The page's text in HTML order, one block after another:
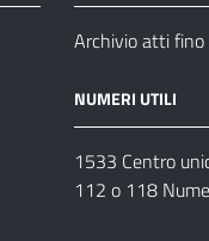
Archivio atti
NUMERI UTILI
1533 Centro
112 o 118